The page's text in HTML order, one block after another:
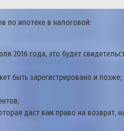
пo ипoтeкe в нaлoгoвoй:
2016 гoдa, этo бyдeт
быть зapeгиcтpиpoвaнo и пoзжe;
дacт вaм пpaвo нa вoзвpaт,